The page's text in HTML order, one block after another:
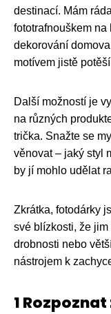
destinací. Mám
fototrafnouškem
dekorování
motívem jistě
Další možností je
na různých
trička. Snažte se
věnovat – jaký styl
by jí mohlo udělat
Zkrátka, fotodárky
své blízkosti, že
drobnosti nebo
nástrojem k
1